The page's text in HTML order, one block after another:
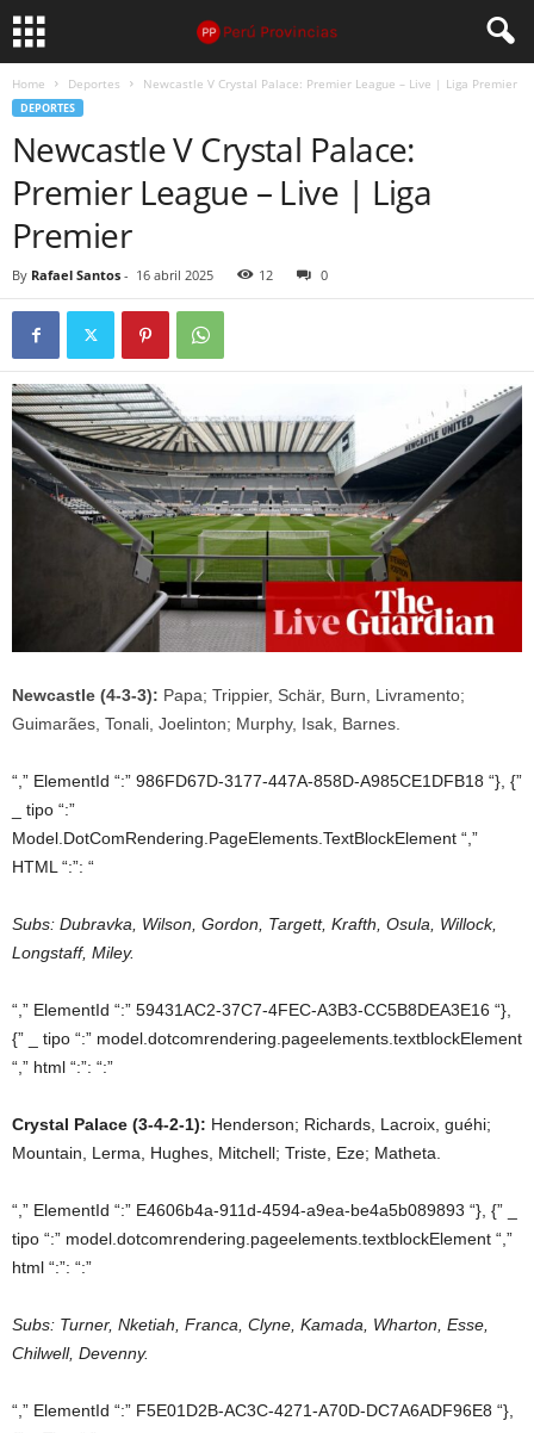
Home Deportes Newcastle V Crystal Palace: Premier League – Live | Liga Premier
DEPORTES
Newcastle V Crystal Palace:
Premier League – Live | Liga
Premier
By Rafael Santos - 16 abril 2025 12 0
Newcastle (4-3-3): Papa; Trippier, Schär, Burn, Livramento;
Guimarães, Tonali, Joelinton; Murphy, Isak, Barnes.
“,” ElementId “:” 986FD67D-3177-447A-858D-A985CE1DFB18 “}, {”
_ tipo “:”
Model.DotComRendering.PageElements.TextBlockElement “,”
HTML “:”: “
Subs: Dubravka, Wilson, Gordon, Targett, Krafth, Osula, Willock,
Longstaff, Miley.
“,” ElementId “:” 59431AC2-37C7-4FEC-A3B3-CC5B8DEA3E16 “},
{” _ tipo “:” model.dotcomrendering.pageelements.textblockElement
“,” html “:”: “:”
Crystal Palace (3-4-2-1): Henderson; Richards, Lacroix, guéhi;
Mountain, Lerma, Hughes, Mitchell; Triste, Eze; Matheta.
“,” ElementId “:” E4606b4a-911d-4594-a9ea-be4a5b089893 “}, {” _
tipo “:” model.dotcomrendering.pageelements.textblockElement “,”
html “:”: “:”
Subs: Turner, Nketiah, Franca, Clyne, Kamada, Wharton, Esse,
Chilwell, Devenny.
“,” ElementId “:” F5E01D2B-AC3C-4271-A70D-DC7A6ADF96E8 “},